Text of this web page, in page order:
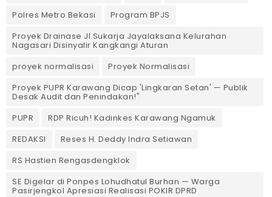
Polres Metro Bekasi
Program BPJS
Proyek Drainase Jl.Sukarja Jayalaksana Kelurahan
Nagasari Disinyalir Kangkangi Aturan
proyek normalisasi
Proyek Normalisasi
Proyek PUPR Karawang Dicap 'Lingkaran Setan' — Publik
Desak Audit dan Penindakan!"
PUPR
RDP Ricuh! Kadinkes Karawang Ngamuk
REDAKSI
Reses H. Deddy Indra Setiawan
RS Hastien Rengasdengklok
SE Digelar di Ponpes Lohudhatul Burhan — Warga
Pasirjengkol Apresiasi Realisasi POKIR DPRD